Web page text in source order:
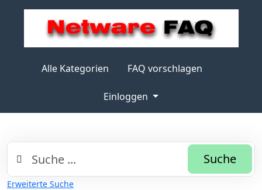
Alle Kategorien FAQ vorschlagen
Einloggen
Suche
Erweiterte Suche